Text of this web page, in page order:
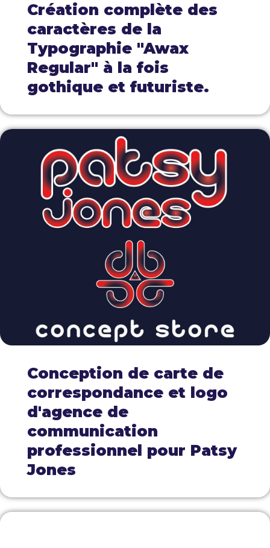
Création complète des
caractères de la
Typographie "Awax
Regular" à la fois
gothique et futuriste.
Conception de carte de
correspondance et logo
d'agence de
communication
professionnel pour Patsy
Jones